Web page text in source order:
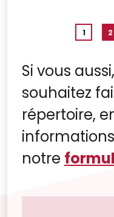
1 2
Si vous
souhaitez
répertoire,
notre